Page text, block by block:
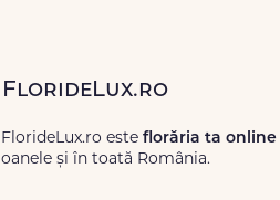
FlorideLux.ro
este florăria ta online
și în toată România.